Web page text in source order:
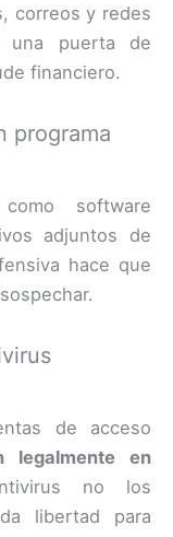
correos y redes
una puerta de
financiero.
programa
software
adjuntos de
hace que
de acceso
legalmente en
no los
libertad para